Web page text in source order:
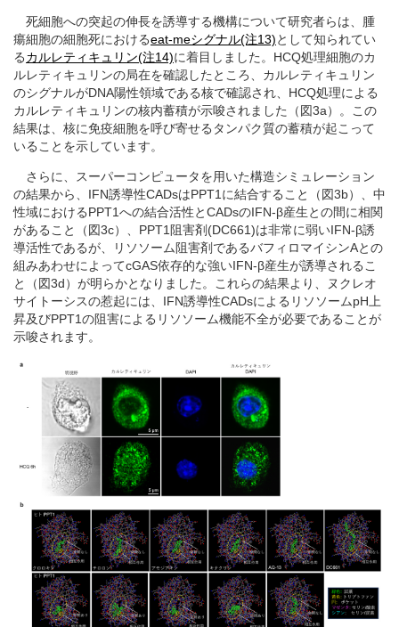
死細胞への突起の伸長を誘導する機構について研究者らは、腫
瘍細胞の細胞死におけるeat-meシグナル(注13)として知られてい
るカルレティキュリン(注14)に着目しました。HCQ処理細胞のカ
ルレティキュリンの局在を確認したところ、カルレティキュリン
のシグナルがDNA陽性領域である核で確認され、HCQ処理による
カルレティキュリンの核内蓄積が示唆されました（図3a）。この
結果は、核に免疫細胞を呼び寄せるタンパク質の蓄積が起こって
いることを示しています。
さらに、スーパーコンピュータを用いた構造シミュレーション
の結果から、IFN誘導性CADsはPPT1に結合すること（図3b）、中
性域におけるPPT1への結合活性とCADsのIFN-β産生との間に相関
があること（図3c）、PPT1阻害剤(DC661)は非常に弱いIFN-β誘
導活性であるが、リソソーム阻害剤であるバフィロマイシンAとの
組みあわせによってcGAS依存的な強いIFN-β産生が誘導されるこ
と（図3d）が明らかとなりました。これらの結果より、ヌクレオ
サイトーシスの惹起には、IFN誘導性CADsによるリソソームpH上
昇及びPPT1の阻害によるリソソーム機能不全が必要であることが
示唆されます。